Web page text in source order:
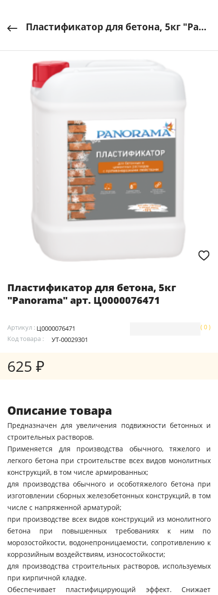
Пластификатор для бетона, 5кг "Panorama" арт. Ц0000076471
Пластификатор для бетона, 5кг
"Panorama" арт. Ц0000076471
Артикул : Ц0000076471
Код товара :
УТ-00029301
( 0 )
625 ₽
Описание товара
Предназначен для увеличения подвижности бетонных и
строительных растворов.
Применяется для производства обычного, тяжелого и
легкого бетона при строительстве всех видов монолитных
конструкций, в том числе армированных;
для производства обычного и особотяжелого бетона при
изготовлении сборных железобетонных конструкций, в том
числе с напряженной арматурой;
при производстве всех видов конструкций из монолитного
бетона при повышенных требованиях к ним по
морозостойкости, водонепроницаемости, сопротивлению к
коррозийным воздействиям, износостойкости;
для производства строительных растворов, используемых
при кирпичной кладке.
Обеспечивает пластифицирующий эффект. Снижает